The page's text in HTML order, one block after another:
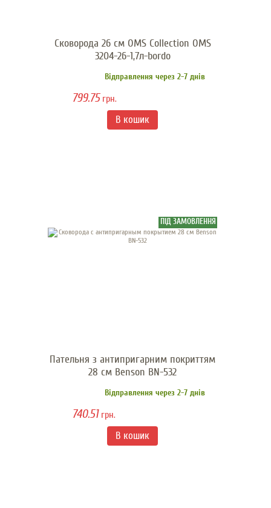
Сковорода 26 см OMS Collection OMS
3204-26-1,7л-bordo
Відправлення через 2-7 днів
799.75 грн.
ПІД ЗАМОВЛЕННЯ
Пательня з антипригарним покриттям
28 см Benson BN-532
Відправлення через 2-7 днів
740.51грн.